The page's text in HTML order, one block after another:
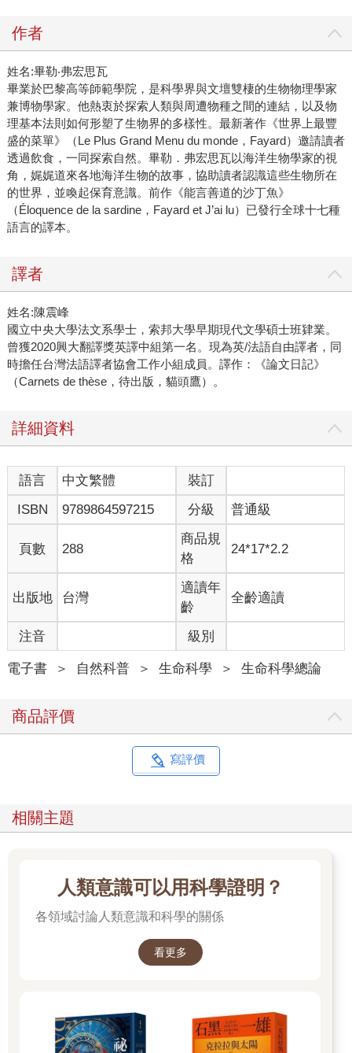
作者
姓名:畢勒‧弗宏思瓦
畢業於巴黎高等師範學院，是科學界與文壇雙棲的生物物理學家
兼博物學家。他熱衷於探索人類與周遭物種之間的連結，以及物
理基本法則如何形塑了生物界的多樣性。最新著作《世界上最豐
盛的菜單》（Le Plus Grand Menu du monde，Fayard）邀請讀者
透過飲食，一同探索自然。畢勒．弗宏思瓦以海洋生物學家的視
角，娓娓道來各地海洋生物的故事，協助讀者認識這些生物所在
的世界，並喚起保育意識。前作《能言善道的沙丁魚》
（Éloquence de la sardine，Fayard et J’ai lu）已發行全球十七種
語言的譯本。
譯者
姓名:陳震峰
國立中央大學法文系學士，索邦大學早期現代文學碩士班肄業。
曾獲2020興大翻譯獎英譯中組第一名。現為英/法語自由譯者，同
時擔任台灣法語譯者協會工作小組成員。譯作：《論文日記》
（Carnets de thèse，待出版，貓頭鷹）。
詳細資料
語言 中文繁體
裝訂
ISBN
9789864597215 分級 普通級
頁數 288
商品規
格
24*17*2.2
出版地 台灣
適讀年
齡
全齡適讀
注音 級別
電子書 ＞ 自然科普 ＞ 生命科學 ＞ 生命科學總論
商品評價
寫評價
相關主題
人類意識可以用科學證明？
各領域討論人類意識和科學的關係
看更多